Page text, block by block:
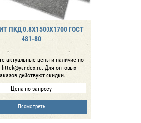
ПКД 0.8Х1500Х1700 ГОСТ
481-80
актуальные цены и наличие по
littek@yandex.ru. Для оптовых
действуют скидки.
Цена по запросу
Посмотреть